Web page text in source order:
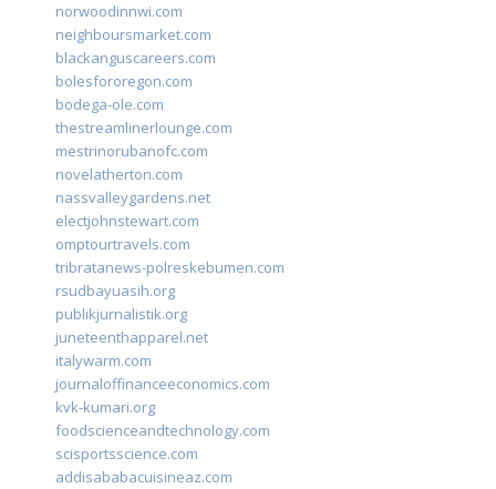
norwoodinnwi.com
neighboursmarket.com
blackanguscareers.com
bolesfororegon.com
bodega-ole.com
thestreamlinerlounge.com
mestrinorubanofc.com
novelatherton.com
nassvalleygardens.net
electjohnstewart.com
omptourtravels.com
tribratanews-polreskebumen.com
rsudbayuasih.org
publikjurnalistik.org
juneteenthapparel.net
italywarm.com
journaloffinanceeconomics.com
kvk-kumari.org
foodscienceandtechnology.com
scisportsscience.com
addisababacuisineaz.com